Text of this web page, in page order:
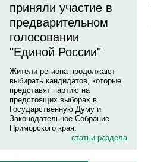
приняли участие в
предварительном
голосовании
"Единой России"
Жители региона продолжают
выбирать кандидатов, которые
представят партию на
предстоящих выборах в
Государственную Думу и
Законодательное Собрание
Приморского края.
статьи раздела